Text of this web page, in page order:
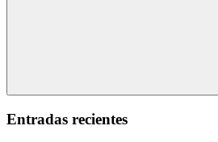
Buscar
Entradas recientes